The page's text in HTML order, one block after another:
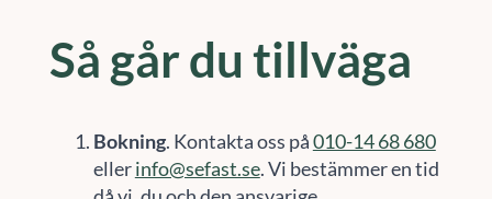
Så går du tillväga
Bokning. Kontakta oss på010-14 68 680
ellerinfo@sefast.se. Vi bestämmer en tid